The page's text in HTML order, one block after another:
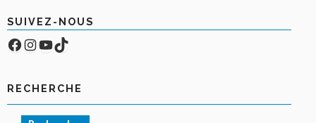
SUIVEZ-NOUS
Facebook
Compte Instagram
YouTube
TikTok
RECHERCHE